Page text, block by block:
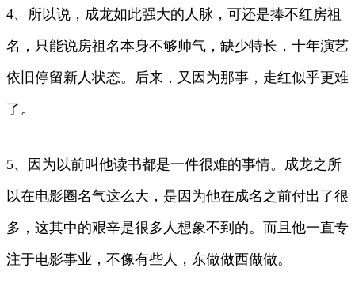
4、所以说，成龙如此强大的人脉，可还是捧不红房祖
名，只能说房祖名本身不够帅气，缺少特长，十年演艺
依旧停留新人状态。后来，又因为那事，走红似乎更难
了。
5、因为以前叫他读书都是一件很难的事情。成龙之所
以在电影圈名气这么大，是因为他在成名之前付出了很
多，这其中的艰辛是很多人想象不到的。而且他一直专
注于电影事业，不像有些人，东做做西做做。